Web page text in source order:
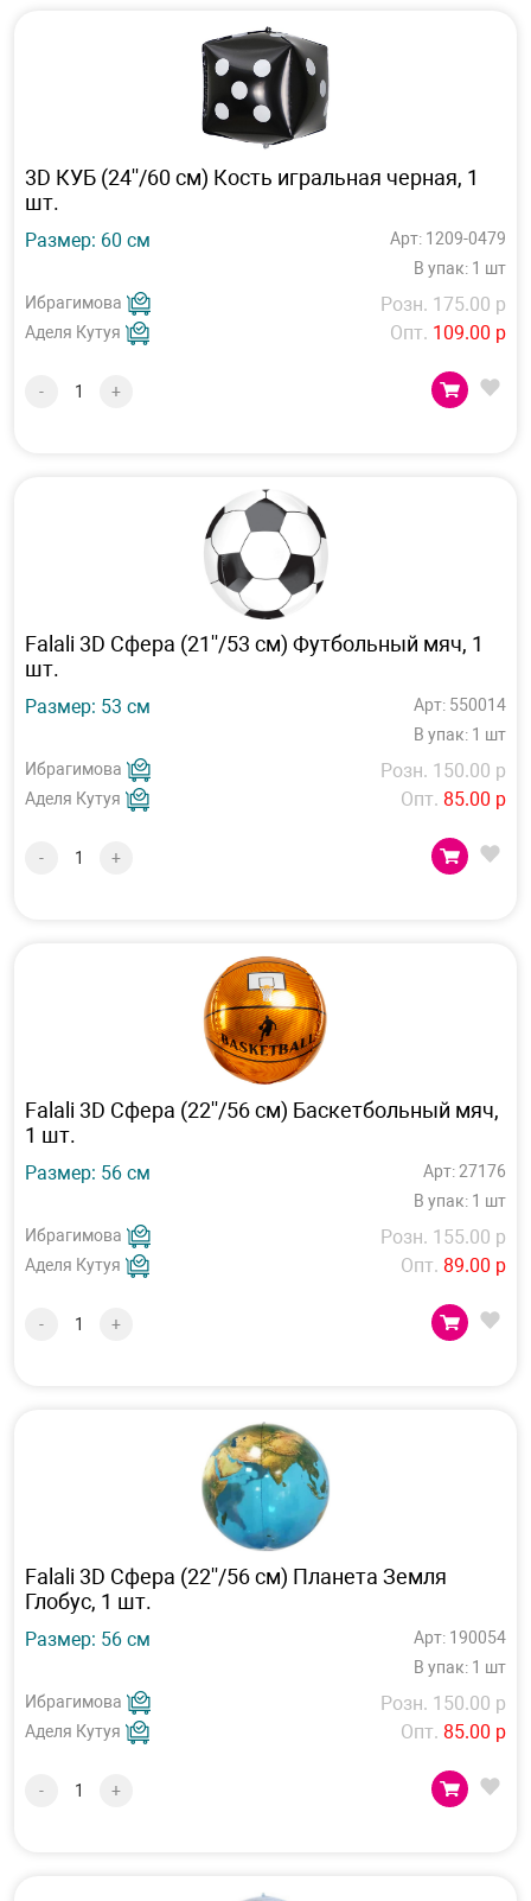
3D КУБ (24''/60 см) Кость игральная черная, 1
шт.
Размер: 60 см
Арт: 1209-0479
В упак: 1 шт
Ибрагимова
Аделя Кутуя
Розн. 175.00 р
Опт. 109.00 р
- +
Falali 3D Сфера (21''/53 см) Футбольный мяч, 1
шт.
Размер: 53 см
Арт: 550014
В упак: 1 шт
Ибрагимова
Аделя Кутуя
Розн. 150.00 р
Опт. 85.00 р
- +
Falali 3D Сфера (22''/56 см) Баскетбольный мяч,
1 шт.
Размер: 56 см
Арт: 27176
В упак: 1 шт
Ибрагимова
Аделя Кутуя
Розн. 155.00 р
Опт. 89.00 р
- +
Falali 3D Сфера (22''/56 см) Планета Земля
Глобус, 1 шт.
Размер: 56 см
Арт: 190054
В упак: 1 шт
Ибрагимова
Аделя Кутуя
Розн. 150.00 р
Опт. 85.00 р
- +